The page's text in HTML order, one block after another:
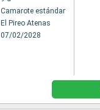
Camarote estándar
El Pireo Atenas
07/02/2028